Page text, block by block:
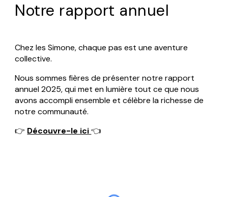
Notre rapport annuel
Chez les Simone, chaque pas est une aventure
collective.
Nous sommes fières de présenter notre rapport
annuel 2025, qui met en lumière tout ce que nous
avons accompli ensemble et célèbre la richesse de
notre communauté.
👉 Découvre-le ici👈